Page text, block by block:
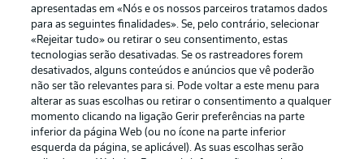
Publicidade Avisos legais
Gerir preferências Aviso de privacidade
Emissoras
Trabalhe conosco Marca
Contato Jogadores
apresentadas em «Nós e os nossos parceiros tratamos dados
para as seguintes finalidades». Se, pelo contrário, selecionar
«Rejeitar tudo» ou retirar o seu consentimento, estas
tecnologias serão desativadas. Se os rastreadores forem
desativados, alguns conteúdos e anúncios que vê poderão
não ser tão relevantes para si. Pode voltar a este menu para
alterar as suas escolhas ou retirar o consentimento a qualquer
momento clicando na ligação Gerir preferências na parte
inferior da página Web (ou no ícone na parte inferior
esquerda da página, se aplicável). As suas escolhas serão